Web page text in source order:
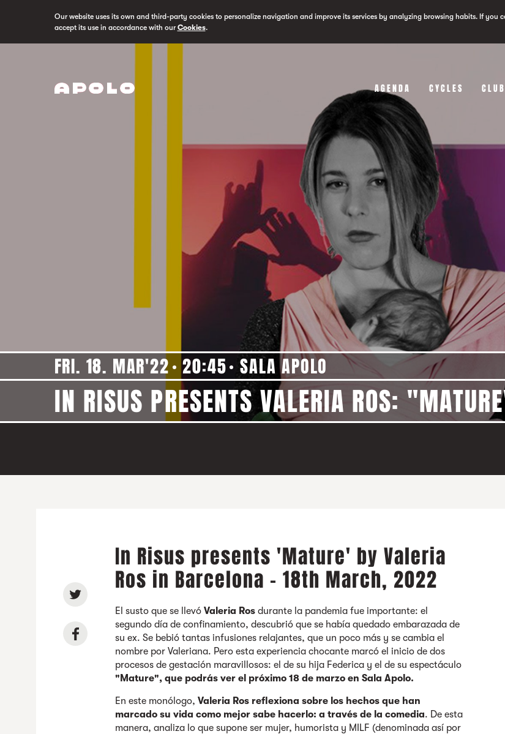
Our website uses its own and third-party cookies to personalize navigation and improve its services by analyzing browsing habits. If you
accept its use in accordance with ourCookies.
AGENDA CYCLES
FRI. 18. MAR'22 20:45 SALA APOLO
IN RISUS PRESENTS VALERIA ROS:
In Risus presents 'Mature' by Valeria
Ros in Barcelona - 18th March, 2022
El susto que se llevóValeria Ros durante la pandemia fue importante: el
segundo día de confinamiento, descubrió que se había quedado embarazada de
su ex. Se bebió tantas infusiones relajantes, que un poco más y se cambia el
nombre por Valeriana. Pero esta experiencia chocante marcó el inicio de dos
procesos de gestación maravillosos: el de su hija Federica y el desu espectáculo
"Mature", que podrás ver el próximo 18 de marzo en Sala Apolo.
En este monólogo,Valeria Ros reflexiona sobre los hechos que han
marcado su vida como mejor sabe hacerlo: a través de la comedia. De esta
manera, analiza lo que supone ser mujer, humorista y MILF (denominada así por